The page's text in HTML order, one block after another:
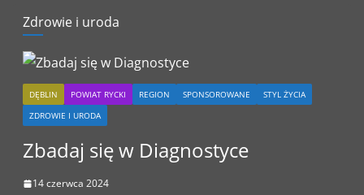
Zdrowie i uroda
DĘBLIN POWIAT RYCKI REGION SPONSOROWANE
STYL ŻYCIA
ZDROWIE I URODA
Zbadaj się w Diagnostyce
14 czerwca 2024